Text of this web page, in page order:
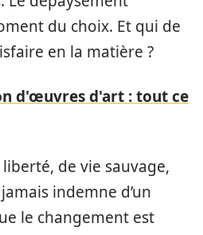
du choix. Et qui de
en la matière ?
d'œuvres d'art : tout ce
de vie sauvage,
indemne d’un
le changement est